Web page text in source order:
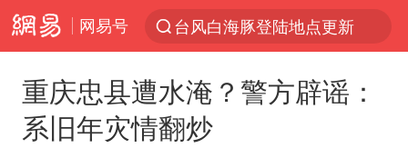
网易号
重庆忠县遭水淹？警方辟谣：
系旧年灾情翻炒